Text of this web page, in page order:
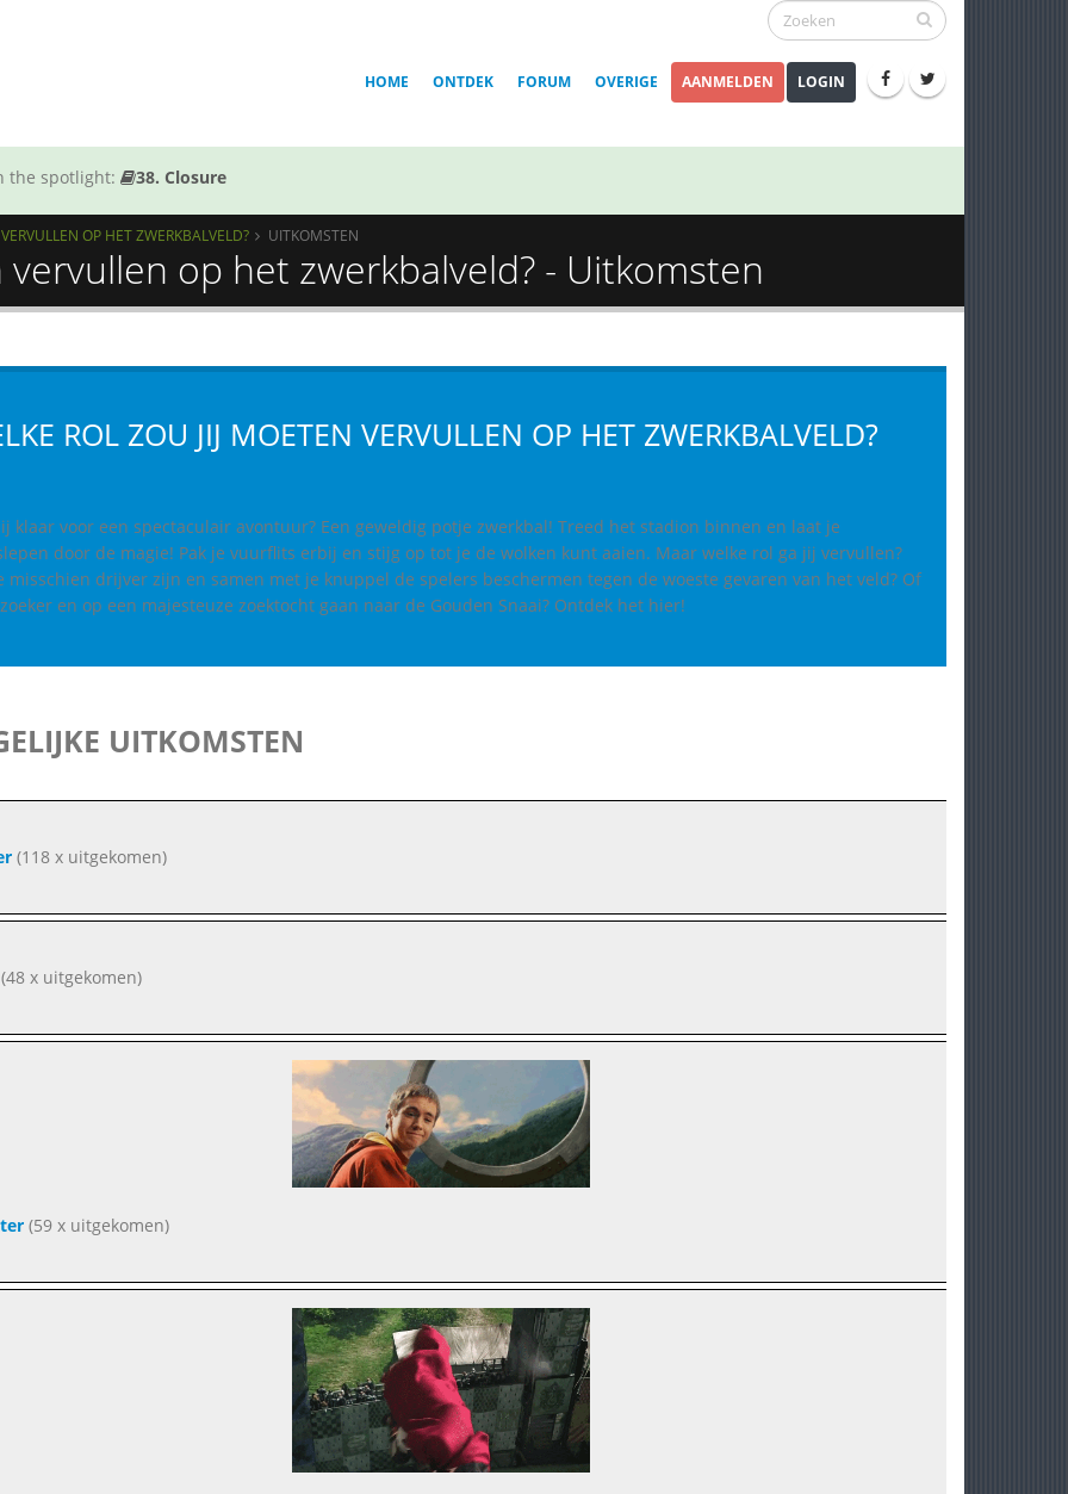
HOME ONTDEK FORUM OVERIGE AANMELDEN LOGIN
the spotlight: 38. Closure
OP HET ZWERKBALVELD? UITKOMSTEN
op het zwerkbalveld? - Uitkomsten
ROL ZOU JIJ MOETEN VERVULLEN OP HET ZWERKBALVELD?
klaar voor een spectaculair avontuur? Een geweldig potje zwerkbal! Treed het stadion binnen en laat je
door de magie! Pak je vuurflits erbij en stijg op tot je de wolken kunt aaien. Maar welke rol ga jij vervullen?
misschien drijver zijn en samen met je knuppel de spelers beschermen tegen de woeste gevaren van het veld? Of
en op een majesteuze zoektocht gaan naar de Gouden Snaai? Ontdek het hier!
UITKOMSTEN
(118 x uitgekomen)
x uitgekomen)
(59 x uitgekomen)